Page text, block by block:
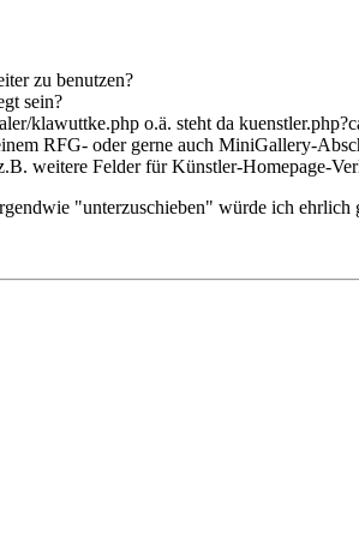
zu benutzen?
sein?
klawuttke.php o.ä. steht da
RFG- oder gerne auch MiniGallery-
weitere Felder für Künstler-Homepage-
"unterzuschieben" würde ich